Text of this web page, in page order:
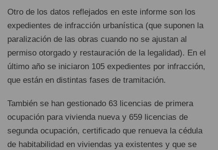
Otro de los datos reflejados en este informe son los
expedientes de infracción urbanística (que suponen la
paralización de las obras cuando no se ajustan al
permiso otorgado y restauración de la legalidad). En el
último año se iniciaron 105 expedientes por infracción,
que están en distintas fases de tramitación.
También se han gestionado 63 licencias de primera
ocupación para vivienda nueva y 659 licencias de
segunda ocupación, certificado que renueva la cédula
de habitabilidad en viviendas ya existentes y que se